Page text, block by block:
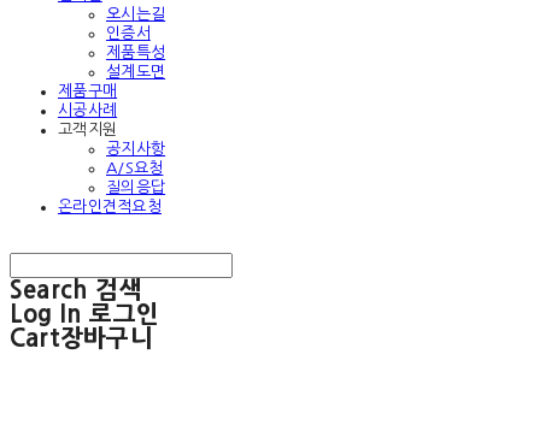
오시는길
인증서
제품특성
설계도면
제품구매
시공사례
고객지원
공지사항
A/S요청
질의응답
온라인견적요청
Search 검색
Log In 로그인
Cart장바구니